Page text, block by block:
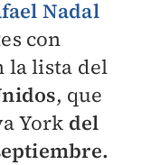
Nadal
con
la lista del
, que
York del